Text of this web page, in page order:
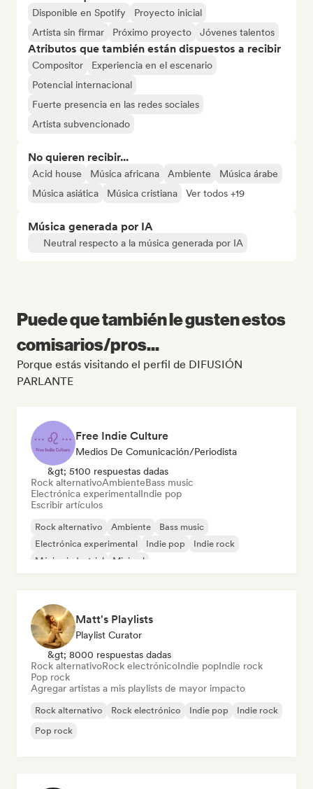
Disponible en Spotify
Proyecto inicial
Artista sin firmar
Próximo proyecto Jóvenes talentos
Atributos que también están dispuestos a recibir
Compositor
Experiencia en el escenario
Potencial internacional
Fuerte presencia en las redes sociales
Artista subvencionado
No quieren recibir...
Acid house Música africana Ambiente
Música árabe
Música asiática
Música cristiana Ver todos +19
Música generada por IA
Neutral respecto a la música generada por IA
Puede que también le gusten estos
comisarios/pros...
Porque estás visitando el perfil de DIFUSIÓN
PARLANTE
Free Indie Culture
Medios De Comunicación/Periodista
&gt; 5100 respuestas dadas
Rock alternativoAmbienteBass music
Electrónica experimentalIndie pop
Escribir artículos
Rock alternativo Ambiente
Bass music
Electrónica experimental
Indie pop
Indie rock
Música industrial
Minimal
Matt's Playlists
Playlist Curator
&gt; 8000 respuestas dadas
Rock alternativoRock electrónicoIndie popIndie rock
Pop rock
Agregar artistas a mis playlists de mayor impacto
Rock alternativo Rock electrónico Indie pop
Indie rock
Pop rock